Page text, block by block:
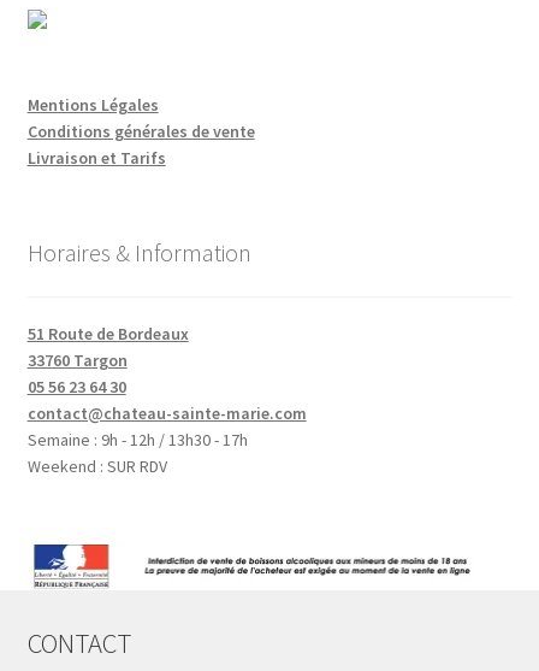
Mentions Légales
Conditions générales de vente
Livraison et Tarifs
Horaires & Information
51 Route de Bordeaux
33760 Targon
05 56 23 64 30
contact@chateau-sainte-marie.com
Semaine : 9h - 12h / 13h30 - 17h
Weekend : SUR RDV
CONTACT